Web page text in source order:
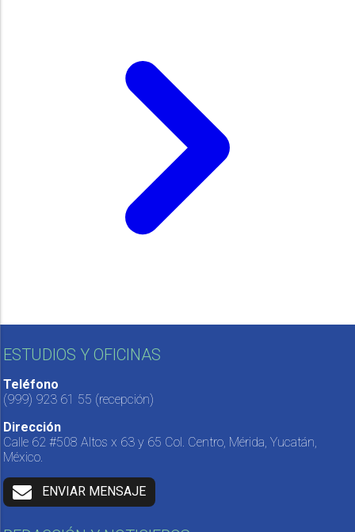
ESTUDIOS Y OFICINAS
Teléfono
(999) 923 61 55 (recepción)
Dirección
Calle 62 #508 Altos x 63 y 65 Col. Centro, Mérida, Yucatán,
México.
ENVIAR MENSAJE